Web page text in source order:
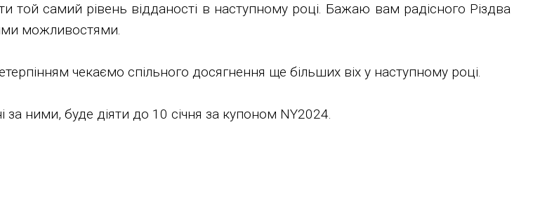
самий рівень відданості в наступному році. Бажаю вам радісного Різдва
можливостями.
чекаємо спільного досягнення ще більших віх у наступному році.
за ними, буде діяти до 10 січня за купоном NY2024.